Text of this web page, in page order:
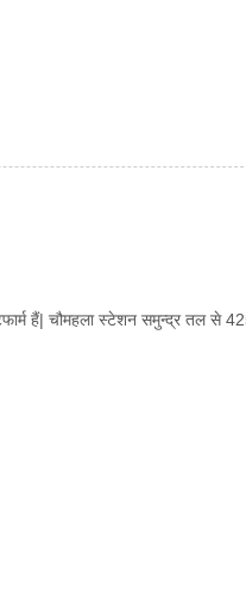
हैं| चौमहला स्टेशन समुन्द्र तल से